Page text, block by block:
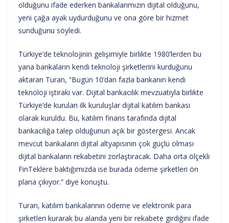
olduğunu ifade ederken bankalarımızın dijital olduğunu,
yeni çağa ayak uydurduğunu ve ona göre bir hizmet
sunduğunu söyledi.
Türkiye’de teknolojinin gelişimiyle birlikte 1980’lerden bu
yana bankaların kendi teknoloji şirketlerini kurduğunu
aktaran Turan, “Bugün 10’dan fazla bankanın kendi
teknoloji iştiraki var. Dijital bankacılık mevzuatıyla birlikte
Türkiye’de kurulan ilk kuruluşlar dijital katılım bankası
olarak kuruldu. Bu, katılım finans tarafında dijital
bankacılığa talep olduğunun açık bir göstergesi. Ancak
mevcut bankaların dijital altyapısının çok güçlü olması
dijital bankaların rekabetini zorlaştıracak. Daha orta ölçekli
FinTeklere baktığımızda ise burada ödeme şirketleri ön
plana çıkıyor.” diye konuştu.
Turan, katılım bankalarının ödeme ve elektronik para
şirketleri kurarak bu alanda yeni bir rekabete girdiğini ifade